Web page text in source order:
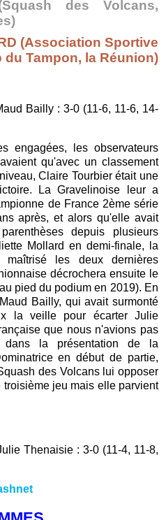
Squash des Volcans,
(Association Sportive
du Tampon, la Réunion)
Bailly : 3-0 (11-6, 11-6, 14-
engagées, les observateurs
qu'avec un classement
Claire Tourbier était une
La Gravelinoise leur a
de France 2ème série
après, et alors qu'elle avait
depuis plusieurs
Mollard en demi-finale, la
maîtrisé les deux dernières
décrochera ensuite le
pied du podium en 2019). En
Bailly, qui avait surmonté
la veille pour écarter Julie
que nous n'avions pas
la présentation de la
en début de partie,
des Volcans lui opposer
jeu mais elle parvient
Thenaisie : 3-0 (11-4, 11-8,